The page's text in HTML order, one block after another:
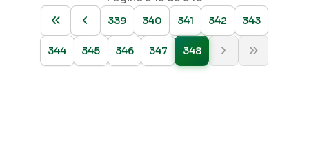
339
340 341 342 343
344 345 346 347 348